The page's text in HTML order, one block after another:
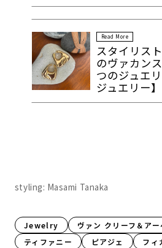
Read More
スタイリス
のヴァカン
つのジュエ
ジュエリー】
styling: Masami Tanaka
Jewelry ヴァン クリーフ＆アー
ティファニー
ピアジェ
フィ